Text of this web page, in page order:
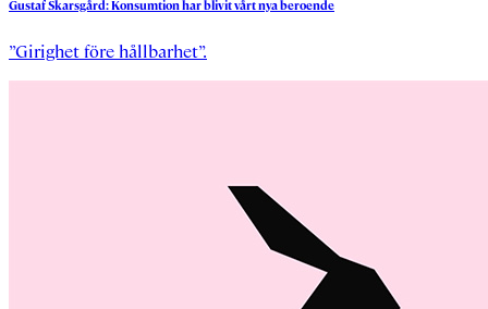
GustafSkarsgård:Konsumtionharblivitvårtnyaberoende
”Girighet före hållbarhet”.